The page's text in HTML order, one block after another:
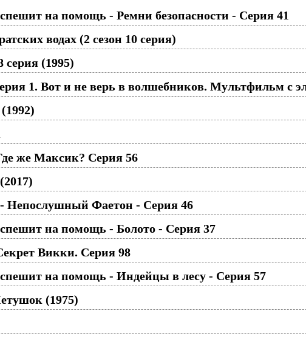
на помощь - Ремни безопасности - Cерия 41
водах (2 сезон 10 серия)
(1995)
1. Вот и не верь в волшебников. Мультфильм с
же Максик? Серия 56
Непослушный Фаетон - Серия 46
на помощь - Болото - Серия 37
Викки. Серия 98
на помощь - Индейцы в лесу - Серия 57
(1975)